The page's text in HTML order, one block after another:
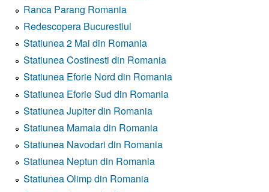
Ranca Parang Romania
Redescopera Bucurestiul
Statiunea 2 Mai din Romania
Statiunea Costinesti din Romania
Statiunea Eforie Nord din Romania
Statiunea Eforie Sud din Romania
Statiunea Jupiter din Romania
Statiunea Mamaia din Romania
Statiunea Navodari din Romania
Statiunea Neptun din Romania
Statiunea Olimp din Romania